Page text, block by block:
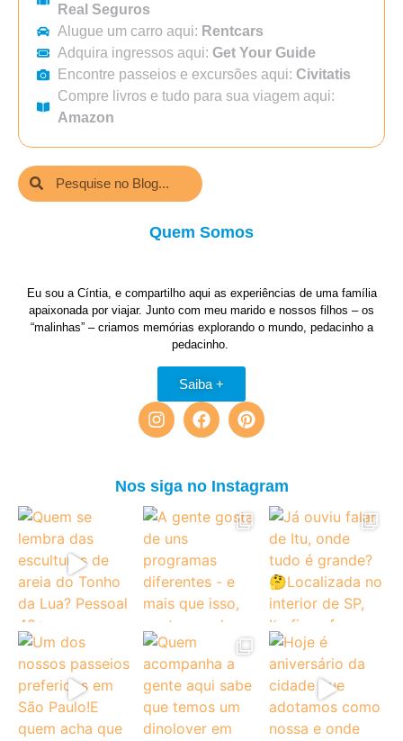
Real Seguros
Alugue um carro aqui: Rentcars
Adquira ingressos aqui: Get Your Guide
Encontre passeios e excursões aqui: Civitatis
Compre livros e tudo para sua viagem aqui:
Amazon
Quem Somos
Eu sou a Cíntia, e compartilho aqui as experiências de uma família
apaixonada por viajar. Junto com meu marido e nossos filhos – os
“malinhas” – criamos memórias explorando o mundo, pedacinho a
pedacinho.
Saiba +
Nos siga no Instagram